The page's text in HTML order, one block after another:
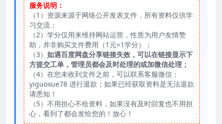
服务说明：
（1）资源来源于网络公开发表文件，所有资料仅供学
习交流；
（2）学分仅用来维持网站运营，性质为用户友情赞
助，并非购买文件费用（1元=1学分）；
（3） 如遇百度网盘分享链接失效，可以在链接显示下
方提交工单，管理员都会及时处理的或加微信处理；
（4）在您未收到文件之前，可以联系客服微信：
yiguoxue78 进行退款；如果已经获取资料是无法退款
请悉知！
（5）不用担心不给资料，如果没有及时回复也不用担
心，看到了都会发给您的！放心！